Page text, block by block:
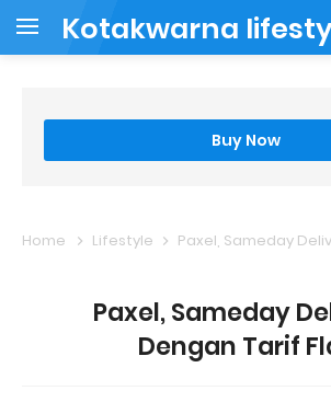
Kotakwarna
Buy Now
Home Lifestyle Paxel, Sameday
Paxel, Sameday
Dengan Tarif